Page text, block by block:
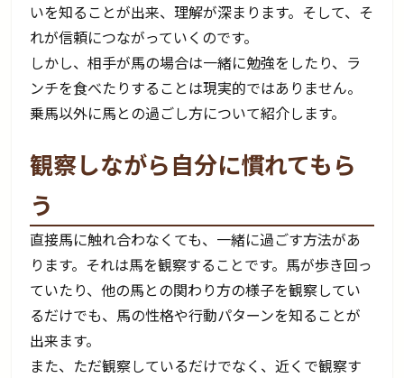
いを知ることが出来、理解が深まります。そして、そ
れが信頼につながっていくのです。
しかし、相手が馬の場合は一緒に勉強をしたり、ラ
ンチを食べたりすることは現実的ではありません。
乗馬以外に馬との過ごし方について紹介します。
観察しながら自分に慣れてもら
う
直接馬に触れ合わなくても、一緒に過ごす方法があ
ります。それは馬を観察することです。馬が歩き回っ
ていたり、他の馬との関わり方の様子を観察してい
るだけでも、馬の性格や行動パターンを知ることが
出来ます。
また、ただ観察しているだけでなく、近くで観察す